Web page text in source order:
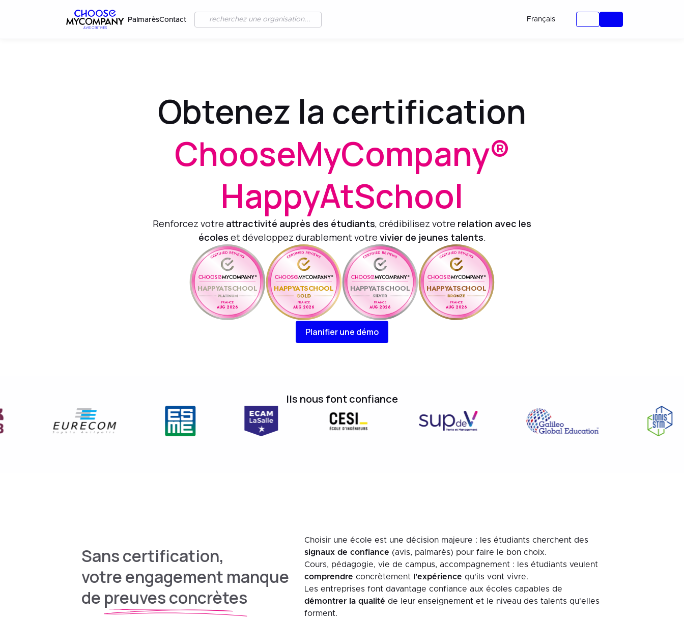
PalmarèsContact Français
Obtenez la certification
ChooseMyCompany®
HappyAtSchool
Renforcez votre attractivité auprès des étudiants, crédibilisez votre relation avec les
écoles et développez durablement votre vivier de jeunes talents.
HAPPYATSCHOOL
FRANCE
AUG 2026
HAPPYATSCHOOL
FRANCE
AUG 2026
HAPPYATSCHOOL
FRANCE
AUG 2026
HAPPYATSCHOOL
FRANCE
AUG 2026
Planifier une démo
Ils nous font confiance
Sans certification,
votre engagement manque
de preuves concrètes
Choisir une école est une décision majeure : les étudiants cherchent des
signaux de confiance (avis, palmarès) pour faire le bon choix.
Cours, pédagogie, vie de campus, accompagnement : les étudiants veulent
comprendre concrètement l'expérience qu'ils vont vivre.
Les entreprises font davantage confiance aux écoles capables de
démontrer la qualité de leur enseignement et le niveau des talents qu'elles
forment.